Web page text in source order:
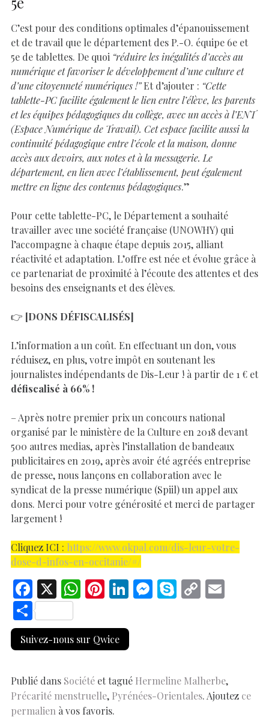
C’est pour des conditions optimales d’épanouissement
et de travail que le département des P.-O. équipe 6e et
5e de tablettes. De quoi “réduire les inégalités d’accès au
numérique et favoriser le développement d’une culture et
d’une citoyenneté numériques !”Et d’ajouter : “Cette
tablette-PC facilite également le lien entre l’élève, les parents
et les équipes pédagogiques du collège, avec un accès à l’ENT
(Espace Numérique de Travail). Cet espace facilite aussi la
continuité pédagogique entre l’école et la maison, donne
accès aux devoirs, aux notes et à la messagerie. Le
département, en lien avec l’établissement, peut également
mettre en ligne des contenus pédagogiques.”
Pour cette tablette-PC, le Département a souhaité
travailler avec une société française (UNOWHY) qui
l’accompagne à chaque étape depuis 2015, alliant
réactivité et adaptation. L’offre est née et évolue grâce à
ce partenariat de proximité à l’écoute des attentes et des
besoins des enseignants et des élèves.
👉 [DONS DÉFISCALISÉS]
L’information a un coût. En effectuant un don, vous
réduisez, en plus, votre impôt en soutenant les
journalistes indépendants de Dis-Leur ! à partir de 1 € et
défiscalisé à 66% !
– Après notre premier prix un concours national
organisé par le ministère de la Culture en 2018 devant
500 autres medias, après l’installation de bandeaux
publicitaires en 2019, après avoir été agréés entreprise
de presse, nous lançons en collaboration avec le
syndicat de la presse numérique (Spiil) un appel aux
dons. Merci pour votre générosité et merci de partager
largement !
Cliquez ICI : https://www.okpal.com/dis-leur-votre-
dose-d-infos-en-occitanie/#/
F
ac
e
b
o
k
X W
at
s
p
p
Pi
er
es
Li
k
e
n
M
er
S C
n
k
S
h
ar
Suivez-nous sur Qwice
Publié dans Société et tagué Hermeline Malherbe,
Précarité menstruelle, Pyrénées-Orientales. Ajoutez ce
permalien à vos favoris.